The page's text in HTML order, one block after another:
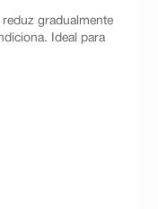
gradualmente
Ideal para